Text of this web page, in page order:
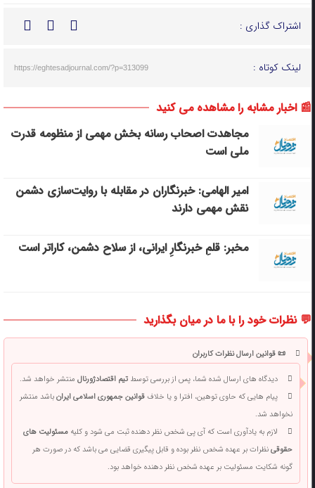
اشتراک گذاری :
لینک کوتاه : https://eghtesadjournal.com/?p=313099
📰 اخبار مشابه را مشاهده می کنید
مجاهدت اصحاب رسانه بخش مهمی از منظومه قدرت
ملی است
امیر الهامی: خبرنگاران در مقابله با روایت‌سازی دشمن
نقش مهمی دارند
مخبر: قلمِ خبرنگارِ ایرانی، از سلاح دشمن، کاراتر است
💬 نظرات خود را با ما در میان بگذارید
📜 قوانین ارسال نظرات کاربران
دیدگاه های ارسال شده شما، پس از بررسی توسطتیم اقتصادژورنالمنتشر خواهد شد.
پیام هایی که حاوی توهین، افترا و یا خلافقوانین جمهوری اسلامی ایرانباشد منتشر
نخواهد شد.
لازم به یادآوری است که آی پی شخص نظر دهنده ثبت می شود و کلیهمسئولیت های
حقوقینظرات بر عهده شخص نظر بوده و قابل پیگیری قضایی می باشد که در صورت هر
گونه شکایت مسئولیت بر عهده شخص نظر دهنده خواهد بود.